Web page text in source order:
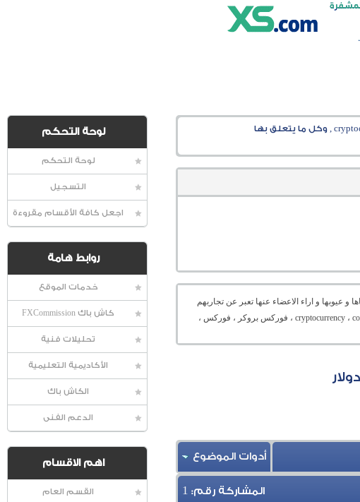
لوحة التحكم
لوحة التحكم
التسجيل
اجعل كافة الأقسام مقروءة
روابط هامة
خدمات الموقع
كاش باك FXCommission
تحليلات فنية
الأكاديمية التعليمية
الكاش باك
الدعم الفنى
اهم الاقسام
القسم العام
عيوبها و اراء الاعضاء عنها تعبر عن تجاربهم
الشخصية و ليست اراء المنتدى ، ، ETH ، XRP ، BTC ، ميتاتريدر ، ايفون ، منصة ، شركة فوركس ،تداول العملات الرقمية ، تخزين العملات الرقمية ، الكريبتو ، cryptocurrency ، coinmarketcap ، فوركس بروكر ، فوركس ،
أدوات الموضوع
المشاركة رقم: 1